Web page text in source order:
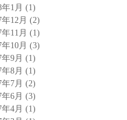
1月 (1)
12月 (2)
11月 (1)
10月 (3)
9月 (1)
8月 (1)
7月 (2)
6月 (3)
4月 (1)